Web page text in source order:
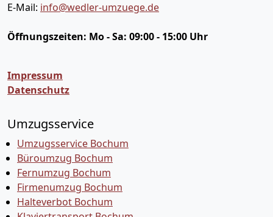
E-Mail: info@wedler-umzuege.de
Öffnungszeiten: Mo - Sa: 09:00 - 15:00 Uhr
Impressum
Datenschutz
Umzugsservice
Umzugsservice Bochum
Büroumzug Bochum
Fernumzug Bochum
Firmenumzug Bochum
Halteverbot Bochum